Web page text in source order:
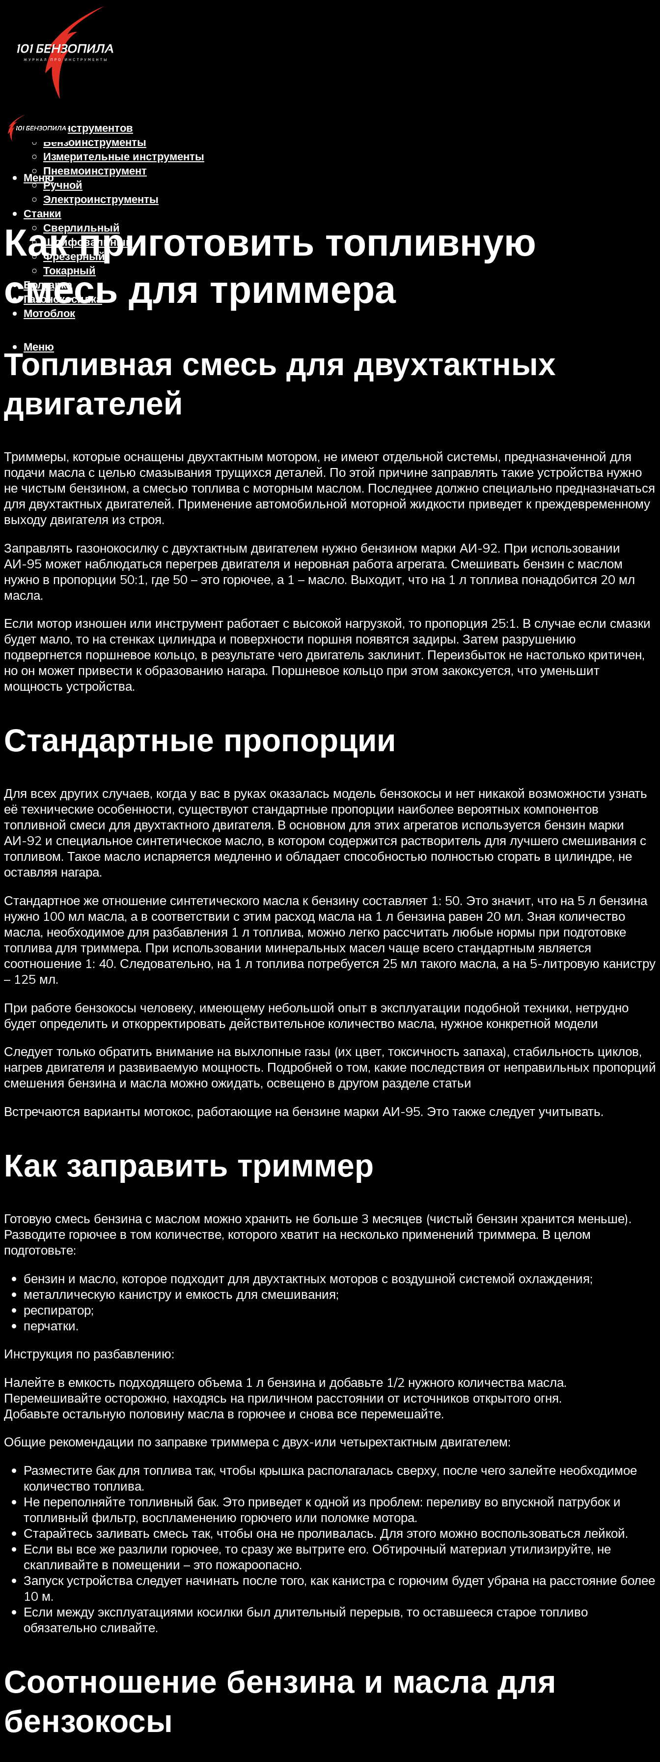
Виды инструментов
Бензоинструменты
Измерительные инструменты
Пневмоинструмент
Ручной
Электроинструменты
Станки
Сверлильный
Шлифовальный
Фрезерный
Токарный
Болгарка
Газонокосилка
Мотоблок
Меню
Меню
Как приготовить топливную
смесь для триммера
Топливная смесь для двухтактных
двигателей
Триммеры, которые оснащены двухтактным мотором, не имеют отдельной системы, предназначенной для
подачи масла с целью смазывания трущихся деталей. По этой причине заправлять такие устройства нужно
не чистым бензином, а смесью топлива с моторным маслом. Последнее должно специально предназначаться
для двухтактных двигателей. Применение автомобильной моторной жидкости приведет к преждевременному
выходу двигателя из строя.
Заправлять газонокосилку с двухтактным двигателем нужно бензином марки АИ-92. При использовании
АИ-95 может наблюдаться перегрев двигателя и неровная работа агрегата. Смешивать бензин с маслом
нужно в пропорции 50:1, где 50 – это горючее, а 1 – масло. Выходит, что на 1 л топлива понадобится 20 мл
масла.
Если мотор изношен или инструмент работает с высокой нагрузкой, то пропорция 25:1. В случае если смазки
будет мало, то на стенках цилиндра и поверхности поршня появятся задиры. Затем разрушению
подвергнется поршневое кольцо, в результате чего двигатель заклинит. Переизбыток не настолько критичен,
но он может привести к образованию нагара. Поршневое кольцо при этом закоксуется, что уменьшит
мощность устройства.
Стандартные пропорции
Для всех других случаев, когда у вас в руках оказалась модель бензокосы и нет никакой возможности узнать
её технические особенности, существуют стандартные пропорции наиболее вероятных компонентов
топливной смеси для двухтактного двигателя. В основном для этих агрегатов используется бензин марки
АИ-92 и специальное синтетическое масло, в котором содержится растворитель для лучшего смешивания с
топливом. Такое масло испаряется медленно и обладает способностью полностью сгорать в цилиндре, не
оставляя нагара.
Стандартное же отношение синтетического масла к бензину составляет 1: 50. Это значит, что на 5 л бензина
нужно 100 мл масла, а в соответствии с этим расход масла на 1 л бензина равен 20 мл. Зная количество
масла, необходимое для разбавления 1 л топлива, можно легко рассчитать любые нормы при подготовке
топлива для триммера. При использовании минеральных масел чаще всего стандартным является
соотношение 1: 40. Следовательно, на 1 л топлива потребуется 25 мл такого масла, а на 5-литровую канистру
– 125 мл.
При работе бензокосы человеку, имеющему небольшой опыт в эксплуатации подобной техники, нетрудно
будет определить и откорректировать действительное количество масла, нужное конкретной модели
Следует только обратить внимание на выхлопные газы (их цвет, токсичность запаха), стабильность циклов,
нагрев двигателя и развиваемую мощность. Подробней о том, какие последствия от неправильных пропорций
смешения бензина и масла можно ожидать, освещено в другом разделе статьи
Встречаются варианты мотокос, работающие на бензине марки АИ-95. Это также следует учитывать.
Как заправить триммер
Готовую смесь бензина с маслом можно хранить не больше 3 месяцев (чистый бензин хранится меньше).
Разводите горючее в том количестве, которого хватит на несколько применений триммера. В целом
подготовьте:
бензин и масло, которое подходит для двухтактных моторов с воздушной системой охлаждения;
металлическую канистру и емкость для смешивания;
респиратор;
перчатки.
Инструкция по разбавлению:
Налейте в емкость подходящего объема 1 л бензина и добавьте 1/2 нужного количества масла.
Перемешивайте осторожно, находясь на приличном расстоянии от источников открытого огня.
Добавьте остальную половину масла в горючее и снова все перемешайте.
Общие рекомендации по заправке триммера с двух-или четырехтактным двигателем:
Разместите бак для топлива так, чтобы крышка располагалась сверху, после чего залейте необходимое
количество топлива.
Не переполняйте топливный бак. Это приведет к одной из проблем: переливу во впускной патрубок и
топливный фильтр, воспламенению горючего или поломке мотора.
Старайтесь заливать смесь так, чтобы она не проливалась. Для этого можно воспользоваться лейкой.
Если вы все же разлили горючее, то сразу же вытрите его. Обтирочный материал утилизируйте, не
скапливайте в помещении – это пожароопасно.
Запуск устройства следует начинать после того, как канистра с горючим будет убрана на расстояние более
10 м.
Если между эксплуатациями косилки был длительный перерыв, то оставшееся старое топливо
обязательно сливайте.
Соотношение бензина и масла для
бензокосы